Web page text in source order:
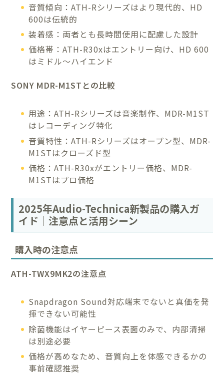
音質傾向：ATH-Rシリーズはより現代的、HD
600は伝統的
装着感：両者とも長時間使用に配慮した設計
価格帯：ATH-R30xはエントリー向け、HD 600
はミドル〜ハイエンド
SONY MDR-M1STとの比較
用途：ATH-Rシリーズは音楽制作、MDR-M1ST
はレコーディング特化
音質特性：ATH-Rシリーズはオープン型、MDR-
M1STはクローズド型
価格：ATH-R30xがエントリー価格、MDR-
M1STはプロ価格
2025年Audio-Technica新製品の購入ガ
イド｜注意点と活用シーン
購入時の注意点
ATH-TWX9MK2の注意点
Snapdragon Sound対応端末でないと真価を発
揮できない可能性
除菌機能はイヤーピース表面のみで、内部清掃
は別途必要
価格が高めなため、音質向上を体感できるかの
事前確認推奨